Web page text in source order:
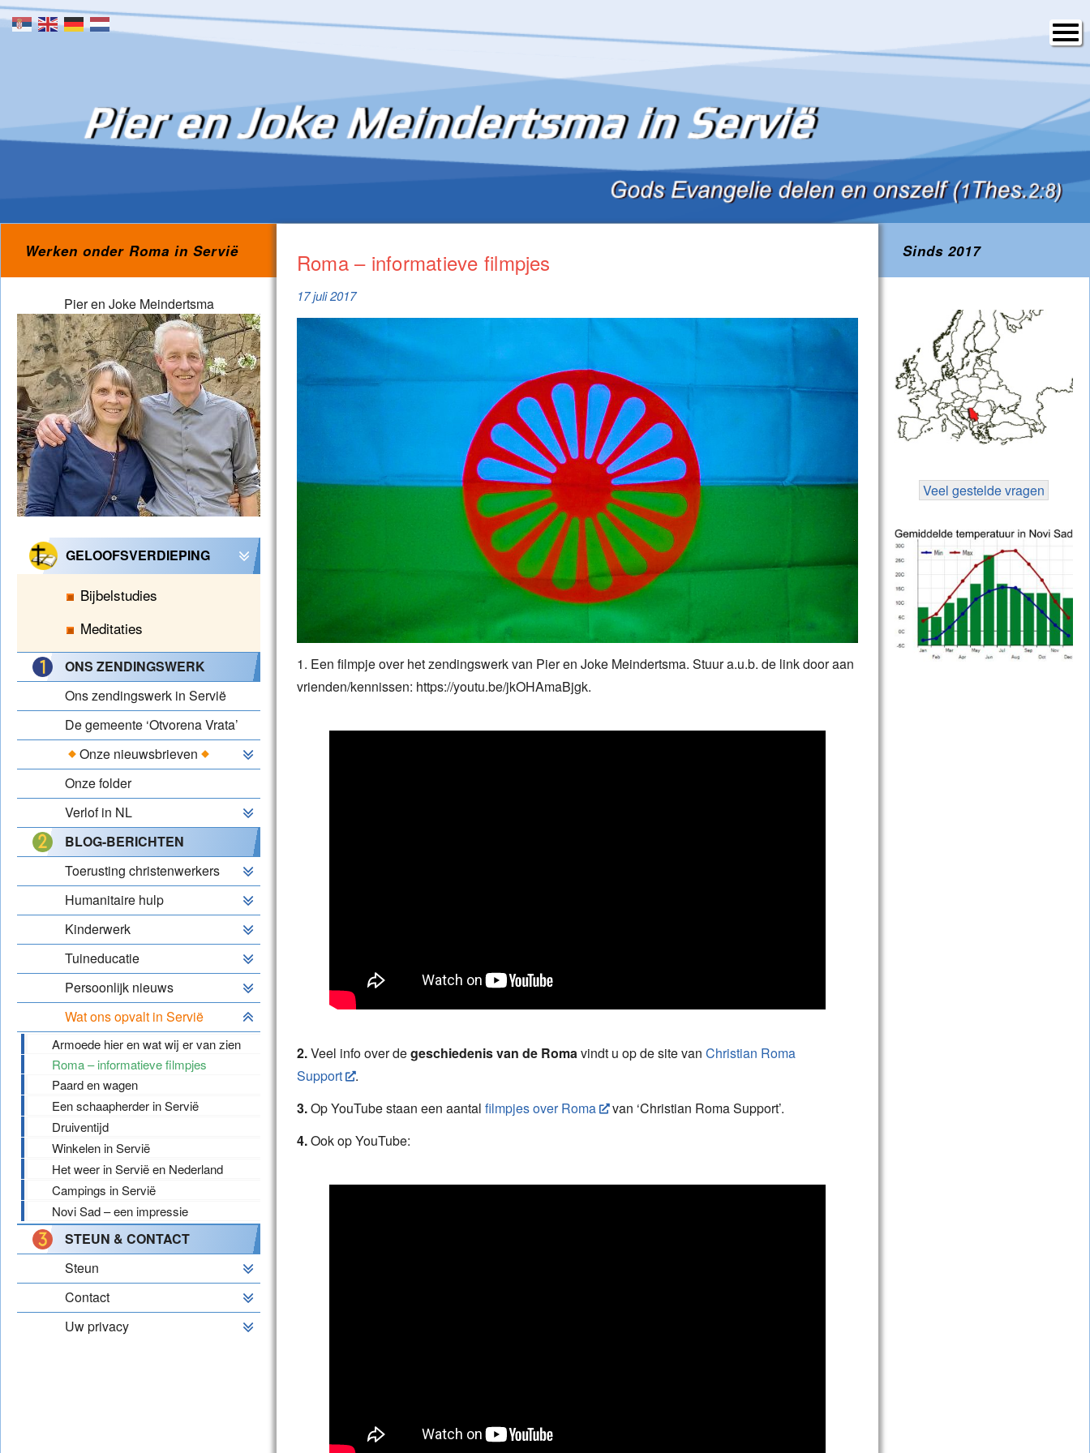
Skip to content
Roma – informatieve filmpjes
17 juli 2017
1. Een filmpje over het zendingswerk van Pier en Joke Meindertsma. Stuur a.u.b. de link door aan
vrienden/kennissen: https://youtu.be/jkOHAmaBjgk.
2.Veel info over degeschiedenis van de Romavindt u op de site van Christian Roma
Support
.
3.Op YouTube staan een aantal filmpjes over Roma
van ‘Christian Roma Support’.
4.Ook op YouTube:
Werken onder Roma in Servië
Pier en Joke Meindertsma
GELOOFSVERDIEPING
Bijbelstudies
Meditaties
ONS ZENDINGSWERK
Ons zendingswerk in Servië
De gemeente ‘Otvorena Vrata’
Onze nieuwsbrieven
Onze folder
Verlof in NL
BLOG-BERICHTEN
Toerusting christenwerkers
Humanitaire hulp
Kinderwerk
Tuineducatie
Persoonlijk nieuws
Wat ons opvalt in Servië
Armoede hier en wat wij er van zien
Roma – informatieve filmpjes
Paard en wagen
Een schaapherder in Servië
Druiventijd
Winkelen in Servië
Het weer in Servië en Nederland
Campings in Servië
Novi Sad – een impressie
STEUN & CONTACT
Steun
Contact
Uw privacy
Sinds 2017
Veel gestelde vragen